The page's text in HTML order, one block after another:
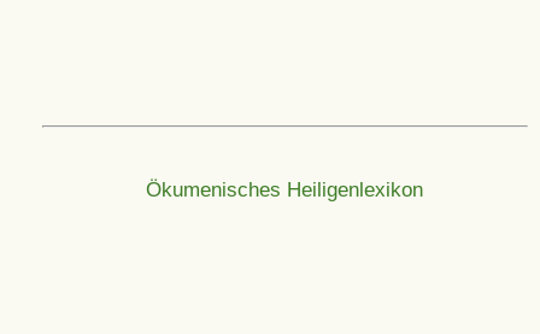
Ökumenisches Heiligenlexikon